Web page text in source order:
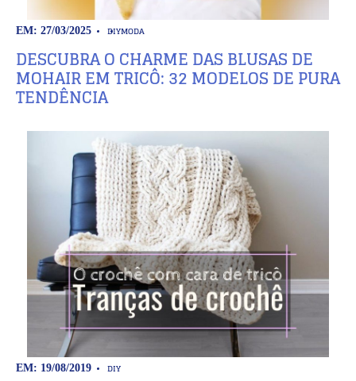
EM: 27/03/2025 DIYMODA
DESCUBRA O CHARME DAS BLUSAS DE
MOHAIR EM TRICÔ: 32 MODELOS DE PURA
TENDÊNCIA
EM: 19/08/2019 DIY